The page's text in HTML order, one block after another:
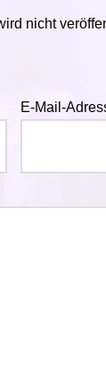
nicht
E-Mail-